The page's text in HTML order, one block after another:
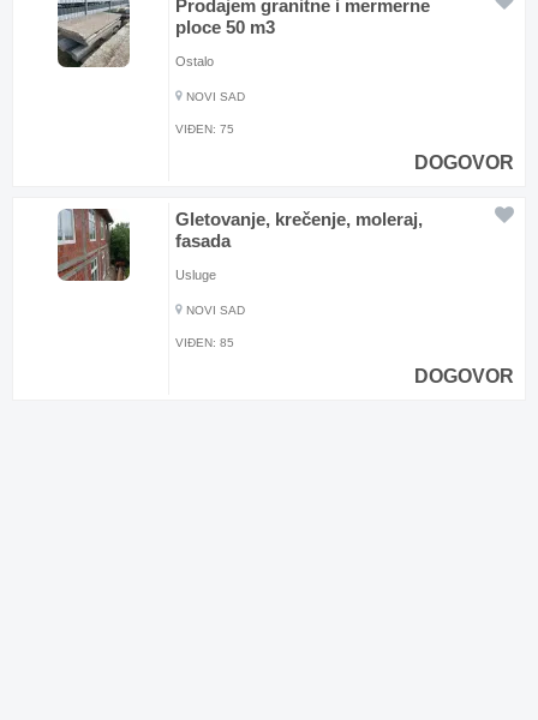
Prodajem granitne i mermerne
ploce 50 m3
Ostalo
NOVI SAD
VIĐEN:75
DOGOVOR
Gletovanje, krečenje, moleraj,
fasada
Usluge
NOVI SAD
VIĐEN:85
DOGOVOR